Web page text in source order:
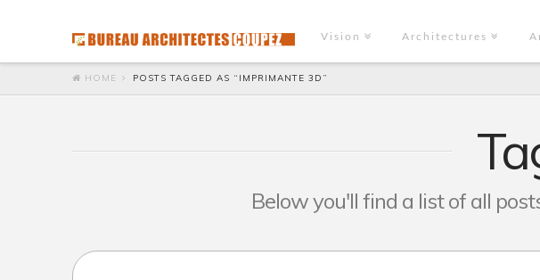
Vision Architectures
HOME POSTS TAGGED AS “IMPRIMANTE 3D”
Below you'll find a list of all